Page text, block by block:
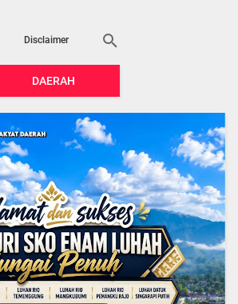
Disclaimer
DAERAH